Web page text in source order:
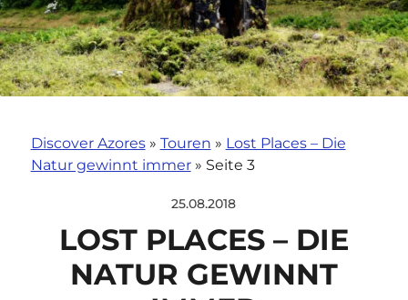
Discover Azores» Touren » Lost Places – Die
Natur gewinnt immer» Seite 3
25.08.2018
LOST PLACES – DIE
NATUR GEWINNT